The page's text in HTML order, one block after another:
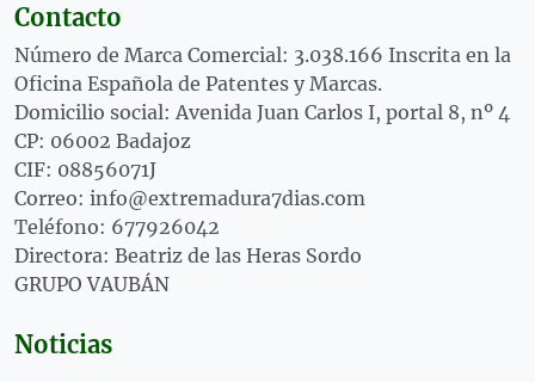
Contacto
Número de Marca Comercial: 3.038.166 Inscrita en la
Oficina Española de Patentes y Marcas.
Domicilio social: Avenida Juan Carlos I, portal 8, nº 4
CP: 06002 Badajoz
CIF: 08856071J
Correo: info@extremadura7dias.com
Teléfono: 677926042
Directora: Beatriz de las Heras Sordo
GRUPO VAUBÁN
Noticias